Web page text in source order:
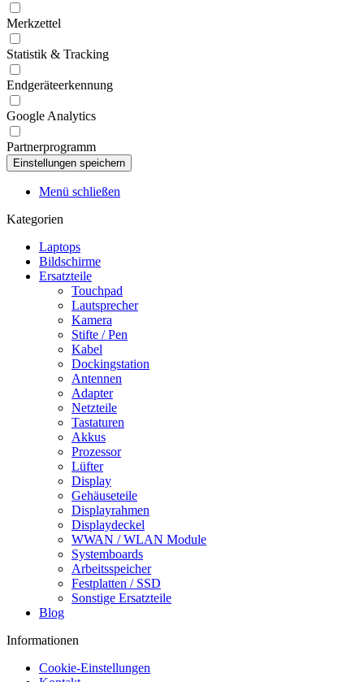
Merkzettel
Statistik & Tracking
Endgeräteerkennung
Google Analytics
Partnerprogramm
Menü schließen
Kategorien
Laptops
Bildschirme
Ersatzteile
Touchpad
Lautsprecher
Kamera
Stifte / Pen
Kabel
Dockingstation
Antennen
Adapter
Netzteile
Tastaturen
Akkus
Prozessor
Lüfter
Display
Gehäuseteile
Displayrahmen
Displaydeckel
WWAN / WLAN Module
Systemboards
Arbeitsspeicher
Festplatten / SSD
Sonstige Ersatzteile
Blog
Informationen
Cookie-Einstellungen